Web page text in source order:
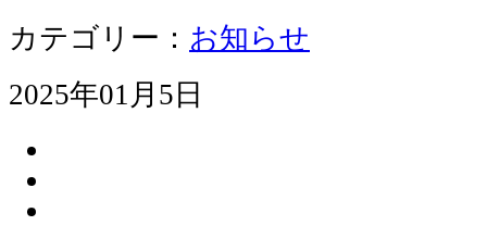
カテゴリー： お知らせ
2025年01月5日